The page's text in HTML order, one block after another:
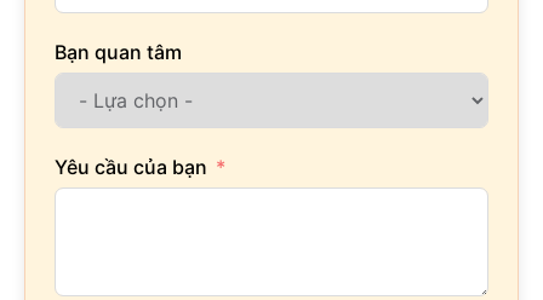
Bạn quan tâm
Yêu cầu của bạn